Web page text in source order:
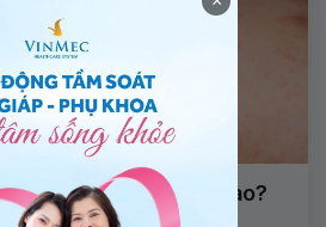
ngứa điều trị thế nào?